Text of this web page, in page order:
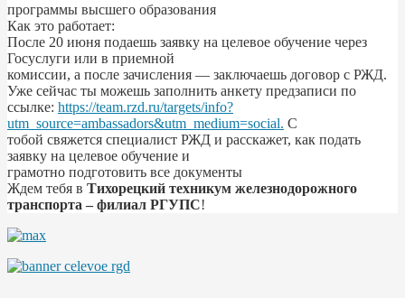
программы высшего образования
Как это работает:
После 20 июня подаешь заявку на целевое обучение через
Госуслуги или в приемной
комиссии, а после зачисления — заключаешь договор с РЖД.
Уже сейчас ты можешь заполнить анкету предзаписи по
ссылке: https://team.rzd.ru/targets/info?
utm_source=ambassadors&utm_medium=social. С
тобой свяжется специалист РЖД и расскажет, как подать
заявку на целевое обучение и
грамотно подготовить все документы
Ждем тебя в Тихорецкий техникум железнодорожного
транспорта – филиал РГУПС!